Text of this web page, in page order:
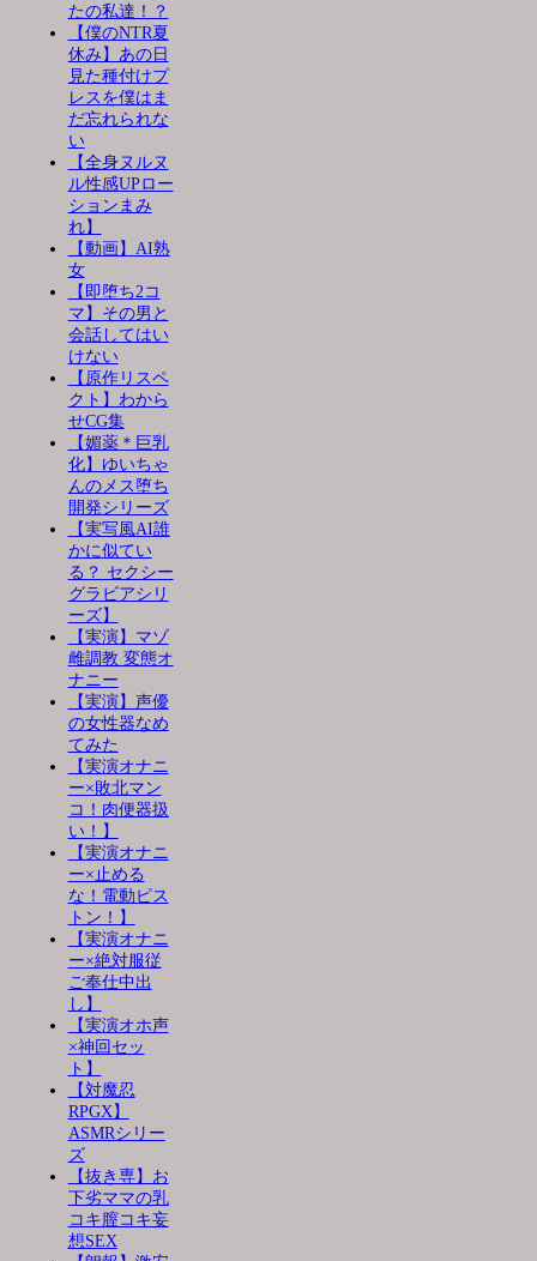
たの私達！？
【僕のNTR夏
休み】あの日
見た種付けプ
レスを僕はま
だ忘れられな
い
【全身ヌルヌ
ル性感UPロー
ションまみ
れ】
【動画】AI熟
女
【即堕ち2コ
マ】その男と
会話してはい
けない
【原作リスペ
クト】わから
せCG集
【媚薬＊巨乳
化】ゆいちゃ
んのメス堕ち
開発シリーズ
【実写風AI誰
かに似てい
る？ セクシー
グラビアシリ
ーズ】
【実演】マゾ
雌調教 変態オ
ナニー
【実演】声優
の女性器なめ
てみた
【実演オナニ
ー×敗北マン
コ！肉便器扱
い！】
【実演オナニ
ー×止める
な！電動ピス
トン！】
【実演オナニ
ー×絶対服従
ご奉仕中出
し】
【実演オホ声
×神回セッ
ト】
【対魔忍
RPGX】
ASMRシリー
ズ
【抜き専】お
下劣ママの乳
コキ膣コキ妄
想SEX